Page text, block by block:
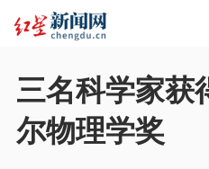
三名科学家获
尔物理学奖